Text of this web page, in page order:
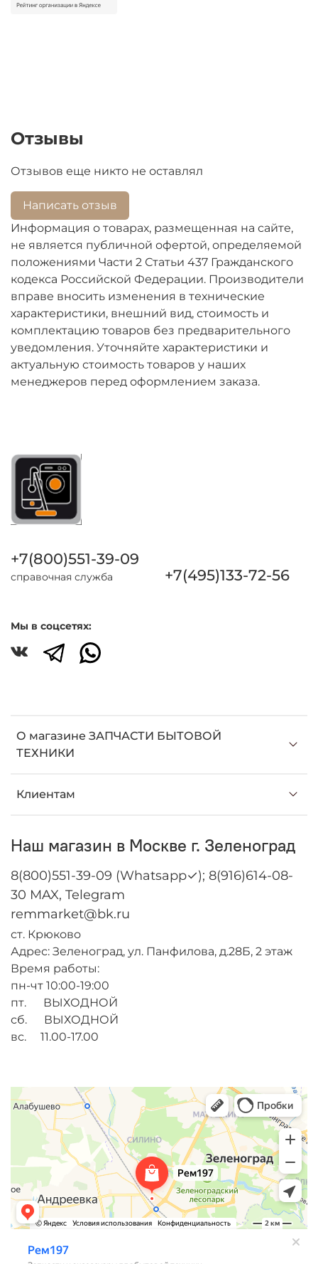
обслуживания бытовой техники.
Отзывы
Отзывов еще никто не оставлял
Написать отзыв
Информация о товарах, размещенная на сайте,
не является публичной офертой, определяемой
положениями Части 2 Статьи 437 Гражданского
кодекса Российской Федерации. Производители
вправе вносить изменения в технические
характеристики, внешний вид, стоимость и
комплектацию товаров без предварительного
уведомления. Уточняйте характеристики и
актуальную стоимость товаров у наших
менеджеров перед оформлением заказа.
О магазине ЗАПЧАСТИ БЫТОВОЙ
ТЕХНИКИ
Клиентам
+7(800)551-39-09
справочная служба +7(495)133-72-56
Мы в соцсетях:
Наш магазин в Москве г. Зеленоград
8(800)551-39-09 (Whatsapp✓); 8(916)614-08-
30 MAX, Telegram
remmarket@bk.ru
ст. Крюково
Адрес: Зеленоград, ул. Панфилова, д.28Б, 2 этаж
Время работы:
пн-чт 10:00-19:00
пт. ВЫХОДНОЙ
сб. ВЫХОДНОЙ
вс. 11.00-17.00